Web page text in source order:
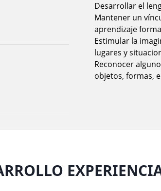
Desarrollar el
Mantener un
aprendizaje
Estimular la
lugares y
Reconocer
objetos, formas,